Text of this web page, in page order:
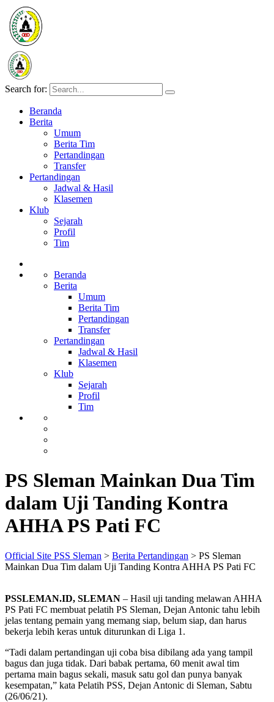
Search for:
Beranda
Berita
Umum
Berita Tim
Pertandingan
Transfer
Pertandingan
Jadwal & Hasil
Klasemen
Klub
Sejarah
Profil
Tim
Beranda
Berita
Umum
Berita Tim
Pertandingan
Transfer
Pertandingan
Jadwal & Hasil
Klasemen
Klub
Sejarah
Profil
Tim
PS Sleman Mainkan Dua Tim
dalam Uji Tanding Kontra
AHHA PS Pati FC
Official Site PSS Sleman > Berita Pertandingan > PS Sleman
Mainkan Dua Tim dalam Uji Tanding Kontra AHHA PS Pati FC
PSSLEMAN.ID, SLEMAN – Hasil uji tanding melawan AHHA
PS Pati FC membuat pelatih PS Sleman, Dejan Antonic tahu lebih
jelas tentang pemain yang memang siap, belum siap, dan harus
bekerja lebih keras untuk diturunkan di Liga 1.
“Tadi dalam pertandingan uji coba bisa dibilang ada yang tampil
bagus dan juga tidak. Dari babak pertama, 60 menit awal tim
pertama main bagus sekali, masuk satu gol dan punya banyak
kesempatan,” kata Pelatih PSS, Dejan Antonic di Sleman, Sabtu
(26/06/21).